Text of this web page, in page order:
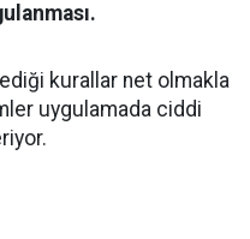
kurallar net olmakla
uygulamada ciddi